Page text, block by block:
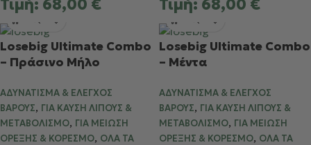
Τιμή: 68,00 € Τιμή: 68,00 €
Losebig Ultimate Combo
– Πράσινο Μήλο
ΑΔΥΝΆΤΙΣΜΑ & ΈΛΕΓΧΟΣ
ΒΆΡΟΥΣ, ΓΙΑ ΚΑΎΣΗ ΛΊΠΟΥΣ &
ΜΕΤΑΒΟΛΙΣΜΌ, ΓΙΑ ΜΕΊΩΣΗ
ΌΡΕΞΗΣ & ΚΟΡΕΣΜΌ, ΌΛΑ ΤΑ
Losebig Ultimate Combo
– Μέντα
ΑΔΥΝΆΤΙΣΜΑ & ΈΛΕΓΧΟΣ
ΒΆΡΟΥΣ, ΓΙΑ ΚΑΎΣΗ ΛΊΠΟΥΣ &
ΜΕΤΑΒΟΛΙΣΜΌ, ΓΙΑ ΜΕΊΩΣΗ
ΌΡΕΞΗΣ & ΚΟΡΕΣΜΌ, ΌΛΑ ΤΑ